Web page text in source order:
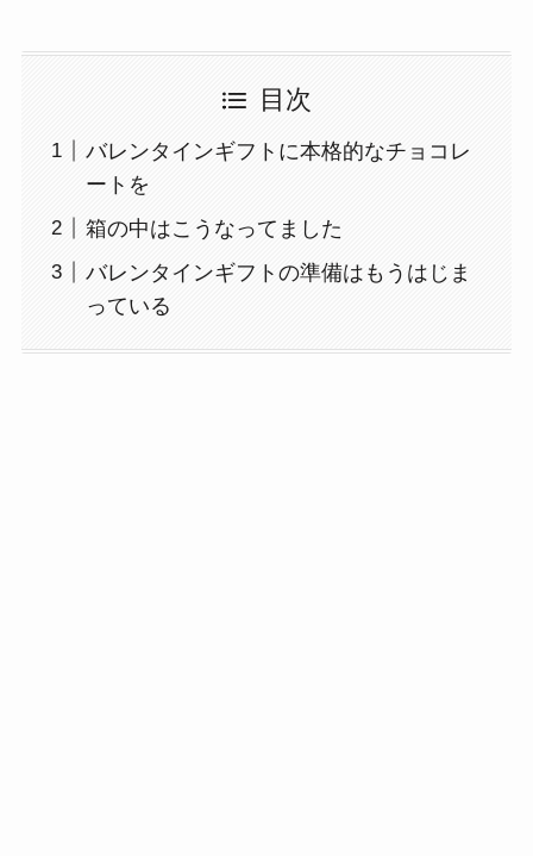
目次
バレンタインギフトに本格的なチョコレ
ートを
箱の中はこうなってました
バレンタインギフトの準備はもうはじま
っている